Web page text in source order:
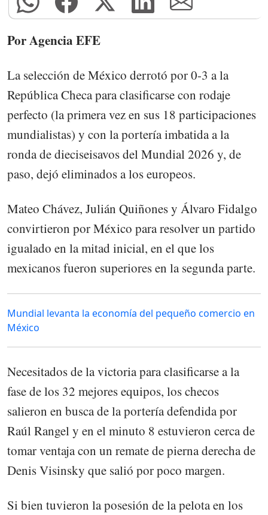
Por Agencia EFE
La selección de México derrotó por 0-3 a la
República Checa para clasificarse con rodaje
perfecto (la primera vez en sus 18 participaciones
mundialistas) y con la portería imbatida a la
ronda de dieciseisavos del Mundial 2026 y, de
paso, dejó eliminados a los europeos.
Mateo Chávez, Julián Quiñones y Álvaro Fidalgo
convirtieron por México para resolver un partido
igualado en la mitad inicial, en el que los
mexicanos fueron superiores en la segunda parte.
Mundial levanta la economía del pequeño comercio en
México
Necesitados de la victoria para clasificarse a la
fase de los 32 mejores equipos, los checos
salieron en busca de la portería defendida por
Raúl Rangel y en el minuto 8 estuvieron cerca de
tomar ventaja con un remate de pierna derecha de
Denis Visinsky que salió por poco margen.
Si bien tuvieron la posesión de la pelota en los